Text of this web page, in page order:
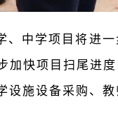
、中学项目将进
加快项目扫尾进
设施设备采购、